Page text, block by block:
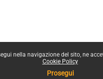
nella navigazione del sito, ne
Cookie Policy
Prosegui